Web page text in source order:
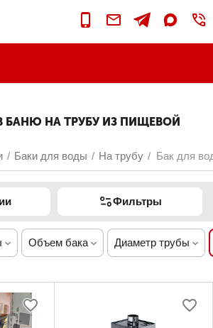
БАНЮ НА ТРУБУ ИЗ ПИЩЕВОЙ
/ Баки для воды / На трубу / Бак для
Фильтры
Объем бака Диаметр трубы